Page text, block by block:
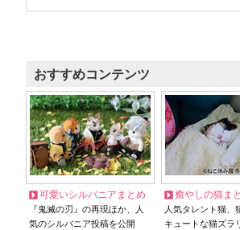
おすすめコンテンツ
可愛いシルバニアまとめ
『鬼滅の刃』の再現ほか、人
気のシルバニア投稿を公開
癒やしの猫ま
人気タレント猫
キュートな猫ズラ